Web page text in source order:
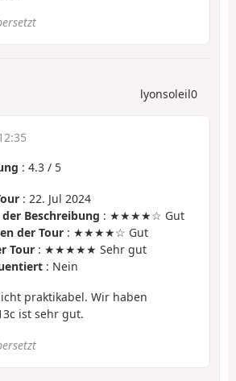
lyonsoleil0
: 4.3 / 5
: 22. Jul 2024
Beschreibung : ★★★★☆ Gut
der Tour : ★★★★☆ Gut
Tour : ★★★★★ Sehr gut
: Nein
praktikabel. Wir haben
ist sehr gut.